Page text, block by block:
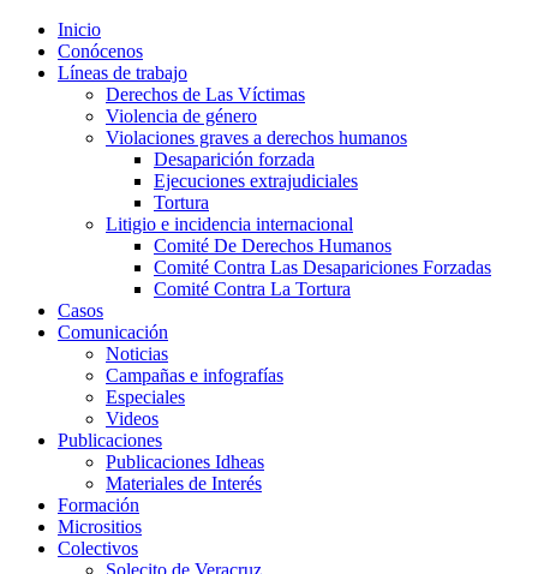
Inicio
Conócenos
Líneas de trabajo
Derechos de Las Víctimas
Violencia de género
Violaciones graves a derechos humanos
Desaparición forzada​
Ejecuciones extrajudiciales
Tortura
Litigio e incidencia internacional
Comité De Derechos Humanos​
Comité Contra Las Desapariciones Forzadas
Comité Contra La Tortura​
Casos
Comunicación
Noticias
Campañas e infografías
Especiales
Videos
Publicaciones
Publicaciones Idheas
Materiales de Interés
Formación
Micrositios
Colectivos
Solecito de Veracruz